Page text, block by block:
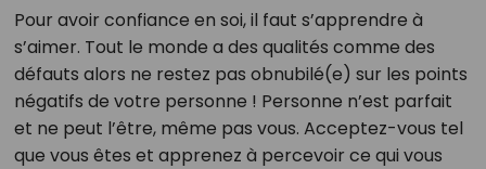
Pour avoir confiance en soi, il faut s’apprendre à
s’aimer. Tout le monde a des qualités comme des
défauts alors ne restez pas obnubilé(e) sur les points
négatifs de votre personne ! Personne n’est parfait
et ne peut l’être, même pas vous. Acceptez-vous tel
que vous êtes et apprenez à percevoir ce qui vous